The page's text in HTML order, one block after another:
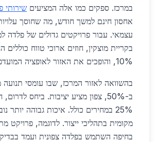
במרכז. ספקים כמו אלה המציעים שירותי
אחסון חינם למשך חודש, מה שחוסך
עצמאי. עבור פרויקטים גדולים של פלדה
בקריית מוצקין, חוזים ארוכי טווח כוללים
10%, והופכים את האזור לאופציה המועדפת.
בהשוואה לאזור המרכז, שבו עומסי תנועה
ב-50%, צפון מציע יציבות. ביחס
25% במחירים כולל. איכות גבוהה
מקומית בתהליכי ייצור. לדוגמה, פרויקט
בחיפה השתמש בפלדה צפונית ועמד